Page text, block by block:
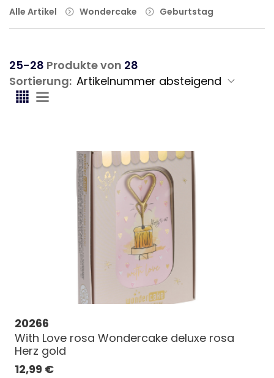
Alle Artikel Wondercake Geburtstag
25-28 Produkte von 28
Sortierung:
20266
With Love rosa Wondercake deluxe rosa
Herz gold
12,99 €